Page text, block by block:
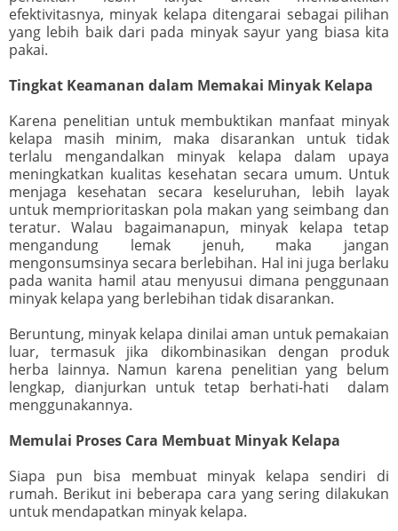
efektivitasnya, minyak kelapa ditengarai sebagai pilihan
yang lebih baik dari pada minyak sayur yang biasa kita
pakai.
Tingkat Keamanan dalam Memakai Minyak Kelapa
Karena penelitian untuk membuktikan manfaat minyak
kelapa masih minim, maka disarankan untuk tidak
terlalu mengandalkan minyak kelapa dalam upaya
meningkatkan kualitas kesehatan secara umum. Untuk
menjaga kesehatan secara keseluruhan, lebih layak
untuk memprioritaskan pola makan yang seimbang dan
teratur. Walau bagaimanapun, minyak kelapa tetap
mengandung lemak jenuh, maka jangan
mengonsumsinya secara berlebihan. Hal ini juga berlaku
pada wanita hamil atau menyusui dimana penggunaan
minyak kelapa yang berlebihan tidak disarankan.
Beruntung, minyak kelapa dinilai aman untuk pemakaian
luar, termasuk jika dikombinasikan dengan produk
herba lainnya. Namun karena penelitian yang belum
lengkap, dianjurkan untuk tetap berhati-hati dalam
menggunakannya.
Memulai Proses Cara Membuat Minyak Kelapa
Siapa pun bisa membuat minyak kelapa sendiri di
rumah. Berikut ini beberapa cara yang sering dilakukan
untuk mendapatkan minyak kelapa.